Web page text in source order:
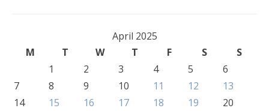
April 2025
M
T W T F S
S
1
2 3 4 5
6
7
8 9 10 11 12
13
14
15 16 17 18 19
20